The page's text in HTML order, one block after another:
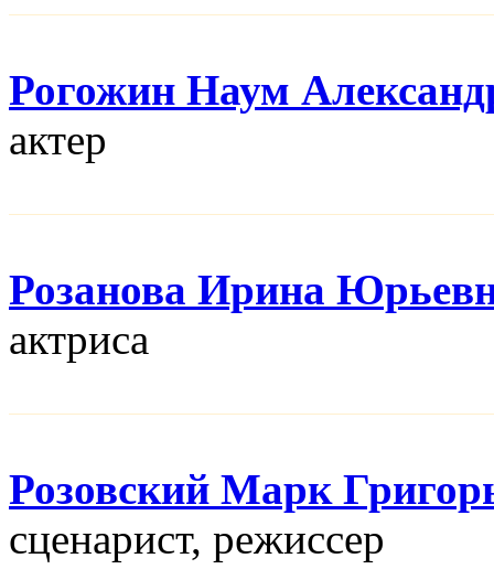
Рогожин Наум
актер
Розанова Ирина
актриса
Розовский Марк
сценарист, режисcер